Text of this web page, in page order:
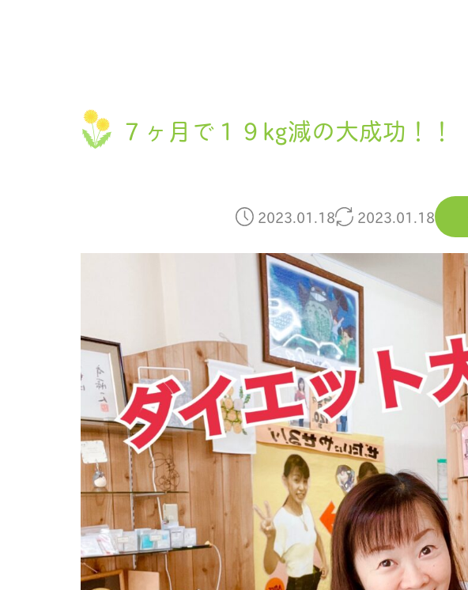
７ヶ月で１９kg減の大成功！！
2023.01.18 2023.01.18